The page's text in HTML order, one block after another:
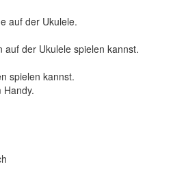
auf der Ukulele.
der Ukulele spielen kannst.
spielen kannst.